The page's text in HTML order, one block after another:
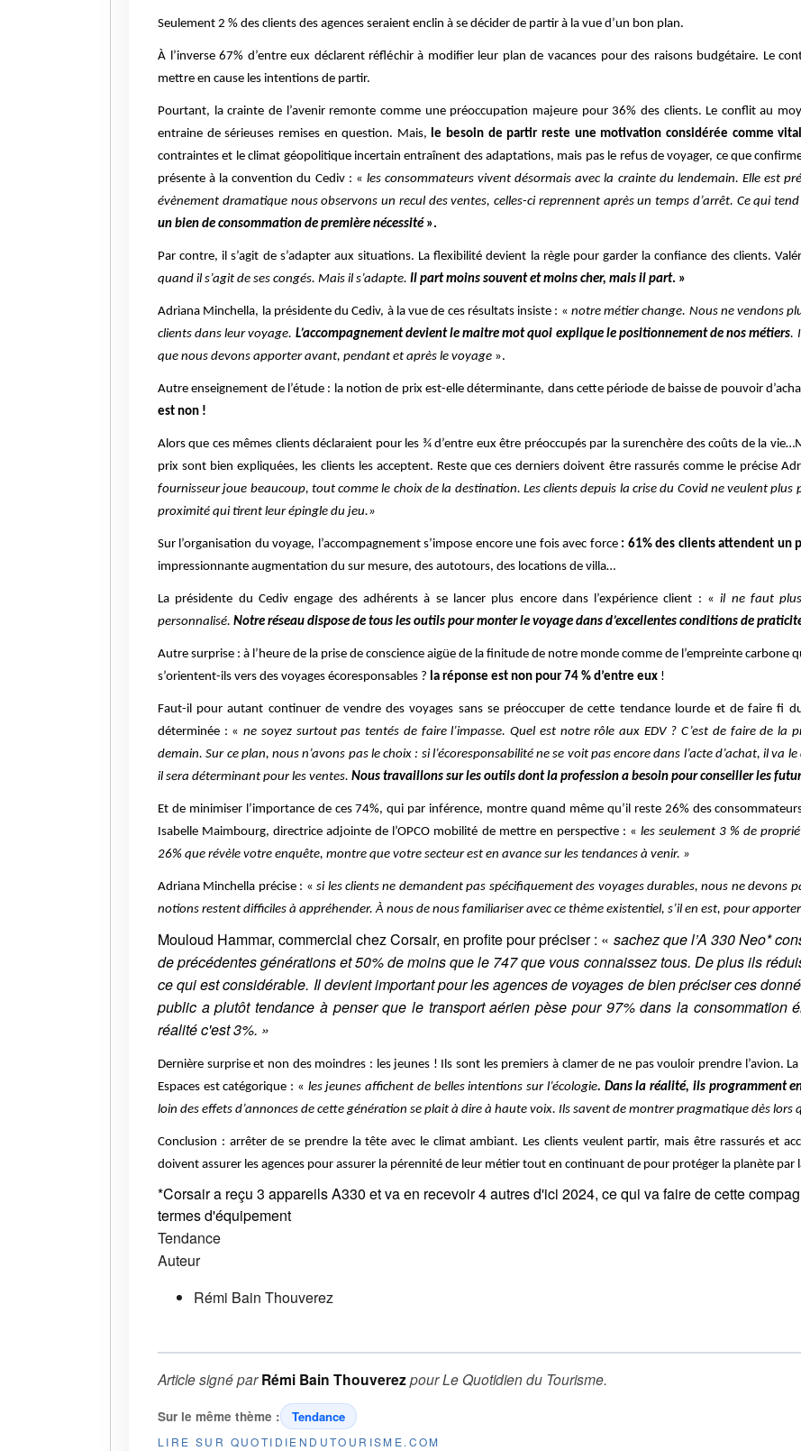
Seulement 2 % des clients des agences seraient enclin à se décider de partir à la vue d’un bon plan.
À l’inverse 67% d’entre eux déclarent réfléchir à modifier leur plan de vacances pour des raisons budgétaire. Le
mettre en cause les intentions de partir.
Pourtant, la crainte de l’avenir remonte comme une préoccupation majeure pour 36% des clients. Le conflit au
entraine de sérieuses remises en question. Mais, le besoin de partir reste une motivation considérée comme
contraintes et le climat géopolitique incertain entraînent des adaptations, mais pas le refus de voyager, ce que
présente à la convention du Cediv : « les consommateurs vivent désormais avec la crainte du lendemain. Elle est
évènement dramatique nous observons un recul des ventes, celles-ci reprennent après un temps d’arrêt. Ce qui
un bien de consommation de première nécessité ».
Par contre, il s’agit de s’adapter aux situations. La flexibilité devient la règle pour garder la confiance des clients.
quand il s’agit de ses congés. Mais il s’adapte. Il part moins souvent et moins cher, mais il part. »
Adriana Minchella, la présidente du Cediv, à la vue de ces résultats insiste : « notre métier change. Nous ne vendons
clients dans leur voyage. L’accompagnement devient le maitre mot quoi explique le positionnement de nos métiers.
que nous devons apporter avant, pendant et après le voyage ».
Autre enseignement de l’étude : la notion de prix est-elle déterminante, dans cette période de baisse de pouvoir
est non !
Alors que ces mêmes clients déclaraient pour les ¾ d’entre eux être préoccupés par la surenchère des coûts de la
prix sont bien expliquées, les clients les acceptent. Reste que ces derniers doivent être rassurés comme le précise
fournisseur joue beaucoup, tout comme le choix de la destination. Les clients depuis la crise du Covid ne veulent plus
proximité qui tirent leur épingle du jeu.»
Sur l’organisation du voyage, l’accompagnement s’impose encore une fois avec force : 61% des clients attendent un
impressionnante augmentation du sur mesure, des autotours, des locations de villa…
La présidente du Cediv engage des adhérents à se lancer plus encore dans l’expérience client : «il ne faut
personnalisé. Notre réseau dispose de tous les outils pour monter le voyage dans d’excellentes conditions de
Autre surprise : à l’heure de la prise de conscience aigüe de la finitude de notre monde comme de l’empreinte carbone
s’orientent-ils vers des voyages écoresponsables ? la réponse est non pour 74 % d’entre eux !
Faut-il pour autant continuer de vendre des voyages sans se préoccuper de cette tendance lourde et de faire fi
déterminée : «ne soyez surtout pas tentés de faire l’impasse. Quel est notre rôle aux EDV ? C’est de faire de la
demain. Sur ce plan, nous n’avons pas le choix : si l’écoresponsabilité ne se voit pas encore dans l’acte d’achat, il va
il sera déterminant pour les ventes. Nous travaillons sur les outils dont la profession a besoin pour conseiller les
Et de minimiser l’importance de ces 74%, qui par inférence, montre quand même qu’il reste 26% des
Isabelle Maimbourg, directrice adjointe de l’OPCO mobilité de mettre en perspective : «les seulement 3 % de
26% que révèle votre enquête, montre que votre secteur est en avance sur les tendances à venir. »
Adriana Minchella précise : «si les clients ne demandent pas spécifiquement des voyages durables, nous ne devons
notions restent difficiles à appréhender. À nous de nous familiariser avec ce thème existentiel, s’il en est, pour
Mouloud Hammar, commercial chez Corsair, en profite pour préciser : « sachez que l’A 330 Neo*
de précédentes générations et 50% de moins que le 747 que vous connaissez tous. De plus ils
ce qui est considérable. Il devient important pour les agences de voyages de bien préciser ces
public a plutôt tendance à penser que le transport aérien pèse pour 97% dans la consommation
réalité c'est 3%. »
Dernière surprise et non des moindres : les jeunes ! Ils sont les premiers à clamer de ne pas vouloir prendre l’avion.
Espaces est catégorique : « les jeunes affichent de belles intentions sur l’écologie. Dans la réalité, ils programment
loin des effets d’annonces de cette génération se plait à dire à haute voix. Ils savent de montrer pragmatique dès lors
Conclusion : arrêter de se prendre la tête avec le climat ambiant. Les clients veulent partir, mais être rassurés et
doivent assurer les agences pour assurer la pérennité de leur métier tout en continuant de pour protéger la planète par
*Corsair a reçu 3 appareils A330 et va en recevoir 4 autres d'ici 2024, ce qui va faire de cette
termes d'équipement
Tendance
Auteur
Rémi Bain Thouverez
Article signé parRémi Bain ThouverezpourLe Quotidien du Tourisme.
Sur le même thème : Tendance
LIRE SUR QUOTIDIENDUTOURISME.COM